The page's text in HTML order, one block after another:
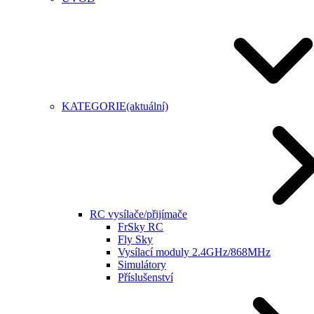
KATEGORIE(aktuální)
RC vysílače/přijímače
FrSky RC
Fly Sky
Vysílací moduly 2.4GHz/868MHz
Simulátory
Příslušenství